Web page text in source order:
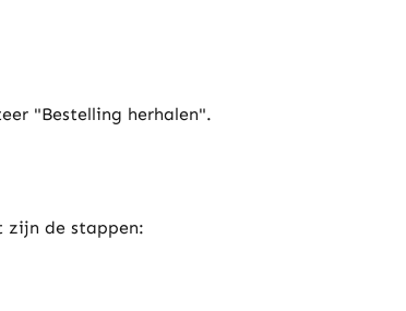
"Bestelling herhalen".
zijn de stappen: